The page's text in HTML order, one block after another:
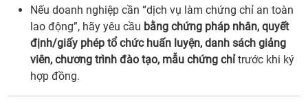
Nếu doanh nghiệp cần “dịch vụ làm chứng chỉ an toàn
lao động”, hãy yêu cầu bằng chứng pháp nhân, quyết
định/giấy phép tổ chức huấn luyện, danh sách giảng
viên, chương trình đào tạo, mẫu chứng chỉtrước khi ký
hợp đồng.